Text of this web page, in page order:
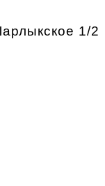
1/2